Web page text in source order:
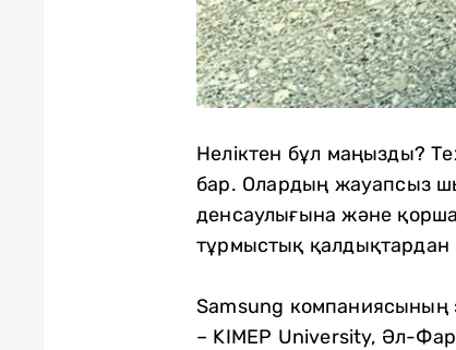
Неліктен бұл маңызды?
бар. Олардың жауапсыз
денсаулығына және
тұрмыстық қалдықтардан
Samsung компаниясының
– KIMEP University, Әл-